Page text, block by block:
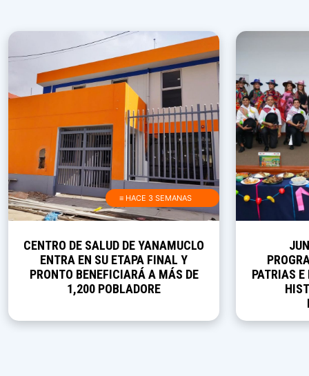
≡ HACE 3 SEMANAS
CENTRO DE SALUD DE YANAMUCLO
ENTRA EN SU ETAPA FINAL Y
PRONTO BENEFICIARÁ A MÁS DE
1,200 POBLADORE
PATRIAS